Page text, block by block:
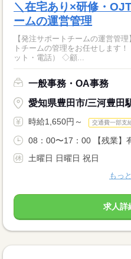
＼在宅あり×研修・
ームの運営管理
【発注サポートチームの運営管
トチームの管理をお任せします！ ◇問い合わせ対応（メール・チャ
ット・電話） ◇顧...
一般事務・OA事務
愛知県豊田市/三河豊田
時給1,650円～ 交通費一部支
08：00〜17：00 【残業】
土曜日 日曜日 祝日
もっ
求人詳